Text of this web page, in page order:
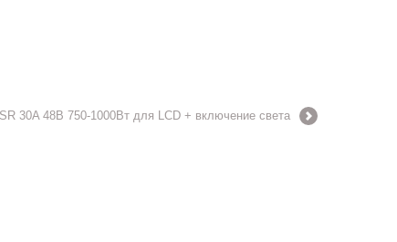
30A 48В 750-1000Вт для LCD + включение света